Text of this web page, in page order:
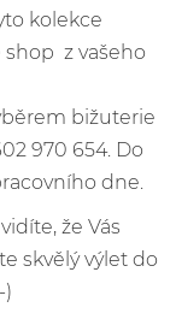
kolekce
z vašeho
bižuterie
970 654. Do
dne.
že Vás
skvělý výlet do
)